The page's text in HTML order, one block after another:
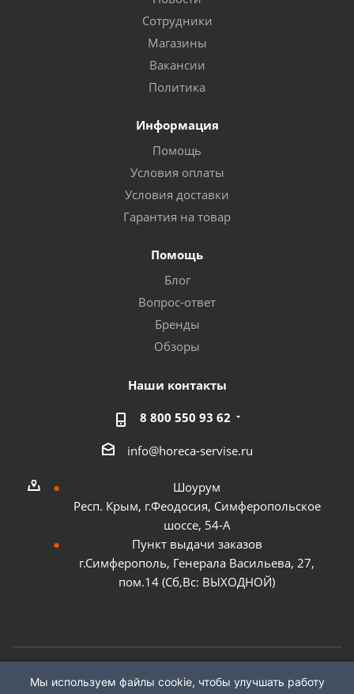
Сотрудники
Магазины
Вакансии
Политика
Информация
Помощь
Условия оплаты
Условия доставки
Гарантия на товар
Помощь
Блог
Вопрос-ответ
Бренды
Обзоры
Наши контакты
8 800 550 93 62
info@horeca-servise.ru
Шоурум
Респ. Крым, г.Феодосия, Симферопольское
шоссе, 54-А
Пункт выдачи заказов
г.Симферополь, Генерала Васильева, 27,
пом.14 (Сб,Вс: ВЫХОДНОЙ)
2026 ©ГК "ХоРеКа Сервис"
Мы используем файлы cookie, чтобы улучшать работу